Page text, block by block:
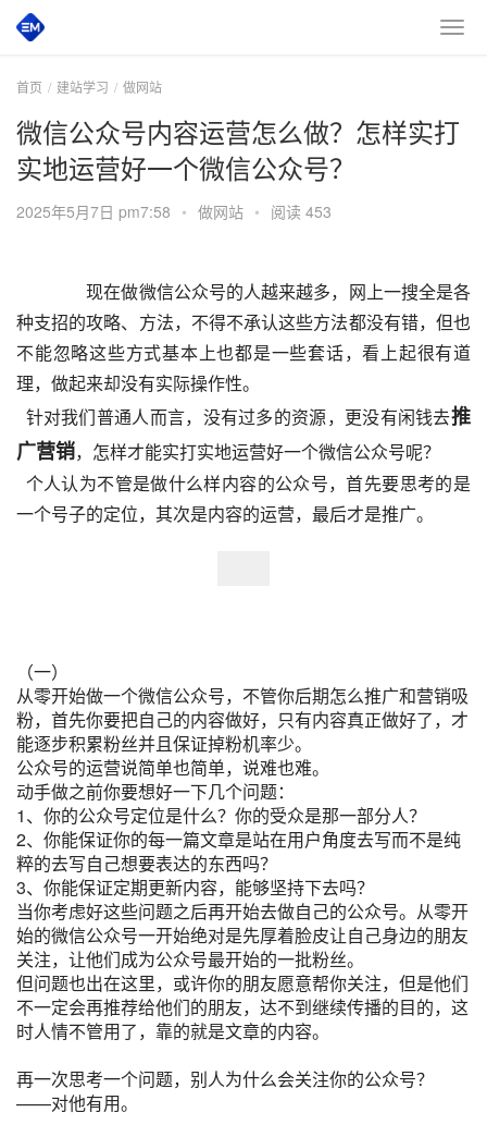
首页 建站学习 做网站
微信公众号内容运营怎么做？怎样实打
实地运营好一个微信公众号？
2025年5月7日 pm7:58 • 做网站 • 阅读 453
现在做微信公众号的人越来越多，网上一搜全是各
种支招的攻略、方法，不得不承认这些方法都没有错，但也
不能忽略这些方式基本上也都是一些套话，看上起很有道
理，做起来却没有实际操作性。
  针对我们普通人而言，没有过多的资源，更没有闲钱去
推
广营销，怎样才能实打实地运营好一个微信公众号呢？
一个号子的定位，其次是内容的运营，最后才是推广。
（一）
从零开始做一个微信公众号，不管你后期怎么推广和营销吸
粉，首先你要把自己的内容做好，只有内容真正做好了，才
能逐步积累粉丝并且保证掉粉机率少。
公众号的运营说简单也简单，说难也难。
动手做之前你要想好一下几个问题：
1、你的公众号定位是什么？你的受众是那一部分人？
2、你能保证你的每一篇文章是站在用户角度去写而不是纯
粹的去写自己想要表达的东西吗？
3、你能保证定期更新内容，能够坚持下去吗？
当你考虑好这些问题之后再开始去做自己的公众号。从零开
始的微信公众号一开始绝对是先厚着脸皮让自己身边的朋友
关注，让他们成为公众号最开始的一批粉丝。
但问题也出在这里，或许你的朋友愿意帮你关注，但是他们
不一定会再推荐给他们的朋友，达不到继续传播的目的，这
时人情不管用了，靠的就是文章的内容。
再一次思考一个问题，别人为什么会关注你的公众号？
——对他有用。